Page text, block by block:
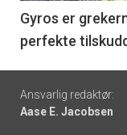
6
Gyros er
perfekte
Footer
-
Ansvarlig redaktør:
Aase E. Jacobsen